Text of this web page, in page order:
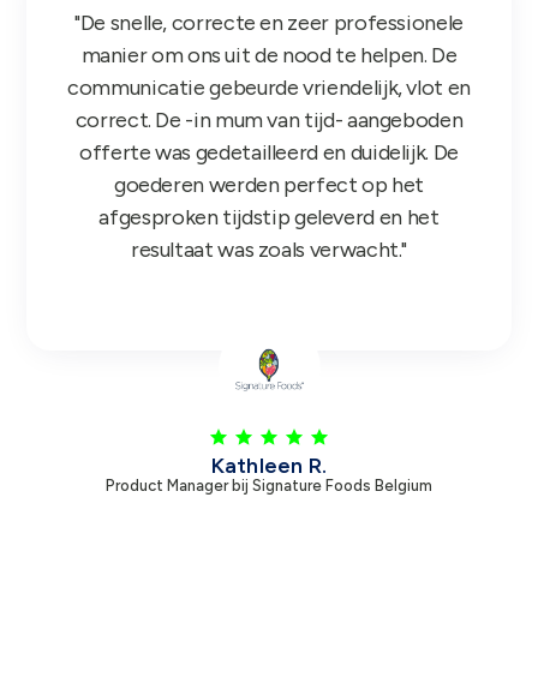
Kathleen R.
Product Manager bij Signature Foods Belgium
"De snelle, correcte en zeer professionele
manier om ons uit de nood te helpen. De
communicatie gebeurde vriendelijk, vlot en
correct. De -in mum van tijd- aangeboden
offerte was gedetailleerd en duidelijk. De
goederen werden perfect op het
afgesproken tijdstip geleverd en het
resultaat was zoals verwacht."